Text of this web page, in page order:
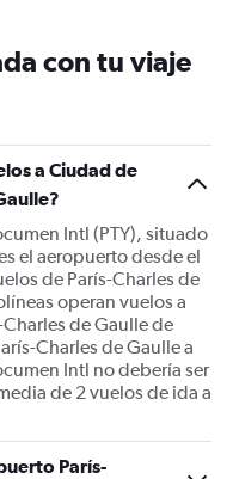
con tu viaje
a Ciudad de
Intl (PTY), situado
el aeropuerto desde el
de París-Charles de
operan vuelos a
de Gaulle de
Charles de Gaulle a
Intl no debería ser
de 2 vuelos de ida a
París-